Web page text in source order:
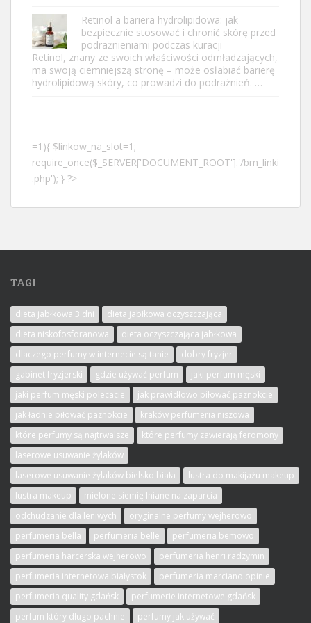
Retinol a bariera hydrolipidowa: jak
bezpiecznie stosować i chronić skórę przed
podrażnieniami podczas kuracji
Retinol, znany ze swoich właściwości odmładzających,
ma swoją ciemniejszą stronę – może osłabiać barierę
hydrolipidową skóry, co prowadzi do podrażnień. …
=1){ $linkow_na_slot=1;
require_once($_SERVER['DOCUMENT_ROOT'].'/bm_linki
.php'); } ?>
TAGI
dieta jabłkowa 3 dni
dieta jabłkowa oczyszczająca
dieta niskofosforanowa
dieta oczyszczająca jabłkowa
dlaczego perfumy w internecie są tanie
dobry fryzjer
gabinet fryzjerski
gdzie używać perfum
jaki perfum męski
jaki perfum męski polecacie
jak prawidłowo piłować paznokcie
jak ładnie piłować paznokcie
kraków perfumeria niszowa
które perfumy są najtrwalsze
które perfumy zawierają feromony
laserowe usuwanie żylaków
laserowe usuwanie żylaków bielsko biała
lustra do makijażu makeup
lustra makeup
mielone siemię lniane na zaparcia
odchudzanie dla leniwych
oryginalne perfumy wejherowo
perfumeria bella
perfumeria belle
perfumeria bemowo
perfumeria harcerska wejherowo
perfumeria henri radzymin
perfumeria internetowa białystok
perfumeria marciano opinie
perfumeria quality gdańsk
perfumerie internetowe gdańsk
perfum który długo pachnie
perfumy jak używać